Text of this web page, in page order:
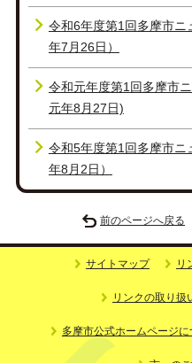
令和6年度第1回多摩市ニ
年7月26日）
令和元年度第1回多摩市
元年8月27日)
令和5年度第1回多摩市ニ
年8月2日）
前のページへ戻る
サイトマップ リ
リンクの取り扱
多摩市公式ホームページに